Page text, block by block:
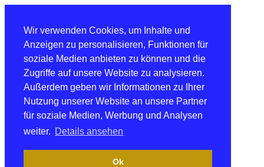
Wir verwenden Cookies, um Inhalte und
Anzeigen zu personalisieren, Funktionen für
soziale Medien anbieten zu können und die
Zugriffe auf unsere Website zu analysieren.
Außerdem geben wir Informationen zu Ihrer
Nutzung unserer Website an unsere Partner
für soziale Medien, Werbung und Analysen
weiter. Details ansehen
Ok